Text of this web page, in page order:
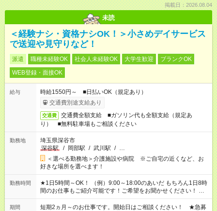
掲載日：2026.08.04
未読
＜経験ナシ・資格ナシOK！＞小さめデイサービス
で送迎や見守りなど！
派遣 職種未経験OK 社会人未経験OK 大学生歓迎
ブランクOK
WEB登録・面接OK
給与
時給1550円～ ■日払いOK（規定あり）
交通費別途支給あり
交通費
交通費全額支給 ■ガソリン代も全額支給（規定あ
り） ■無料駐車場もご相談ください
勤務地
埼玉県深谷市
深谷駅
/ 岡部駅 / 武川駅 / …
＜選べる勤務地＞介護施設や病院 ※ご自宅の近くなど、お
好きな場所を選べます！
勤務時間
★1日5時間～OK！ （例）9:00～18:00のあいだ もちろん1日8時
間のお仕事もご紹介可能です！ご希望をお聞かせください！ ★
家庭の都合でお休みが必要な場合も遠慮なくご相談ください。
※週最低15時間以上の勤務が必要です
期間
短期2ヵ月～のお仕事です。開始日はご相談ください！ ★急募